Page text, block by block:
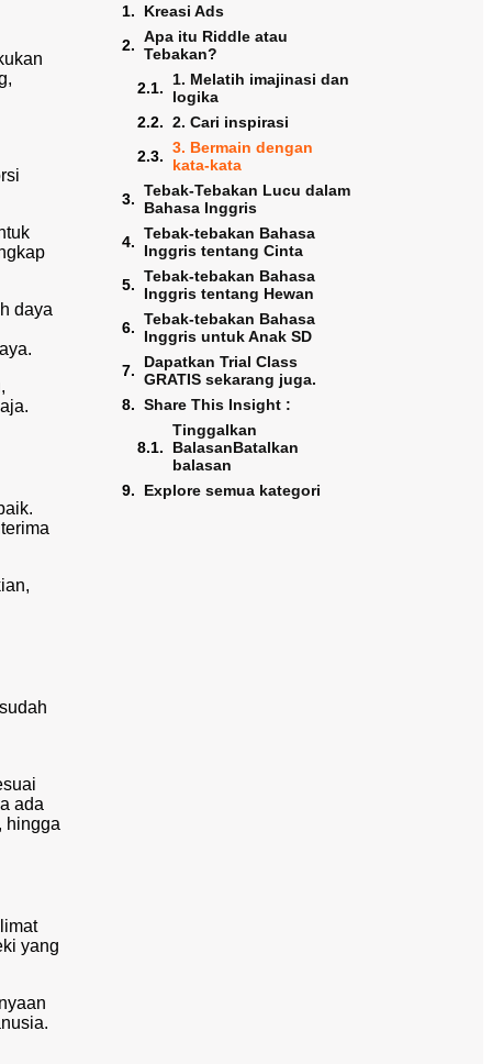
daya
ada
hingga
yang
Kreasi Ads
Apa itu Riddle atau
Tebakan?
1. Melatih imajinasi dan
logika
2. Cari inspirasi
3. Bermain dengan
kata-kata
Tebak-Tebakan Lucu dalam
Bahasa Inggris
Tebak-tebakan Bahasa
Inggris tentang Cinta
Tebak-tebakan Bahasa
Inggris tentang Hewan
Tebak-tebakan Bahasa
Inggris untuk Anak SD
Dapatkan Trial Class
GRATIS sekarang juga.
Share This Insight :
Tinggalkan
BalasanBatalkan
balasan
Explore semua kategori